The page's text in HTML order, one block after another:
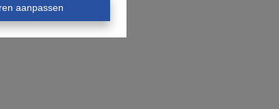
aanpassen